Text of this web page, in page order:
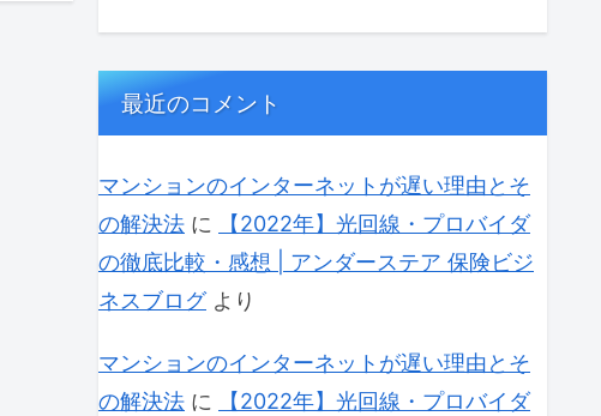
最近のコメント
マンションのインターネットが遅い理由とそ
の解決法 に
【2022年】光回線・プロバイダ
の徹底比較・感想 | アンダーステア 保険ビジ
ネスブログより
マンションのインターネットが遅い理由とそ
の解決法 に
【2022年】光回線・プロバイダ